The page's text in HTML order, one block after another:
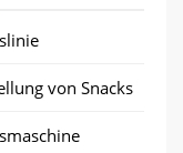
von Snacks